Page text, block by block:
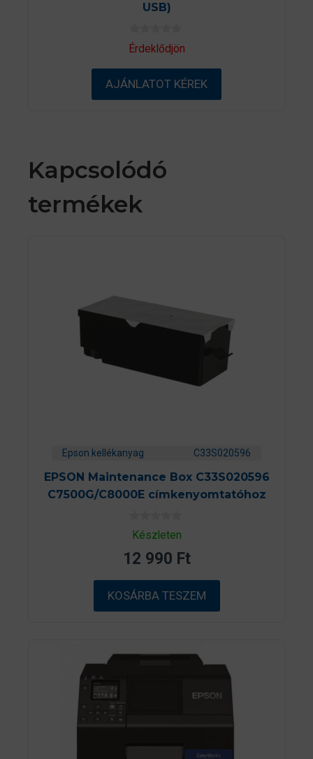
USB)
0
a
-
ő
Érdeklődjön
AJÁNLATOT KÉREK
Kapcsolódó
termékek
Epson kellékanyag C33S020596
EPSON Maintenance Box C33S020596
C7500G/C8000E címkenyomtatóhoz
0
a
5
b
ő
l
Készleten
12 990 Ft
KOSÁRBA TESZEM